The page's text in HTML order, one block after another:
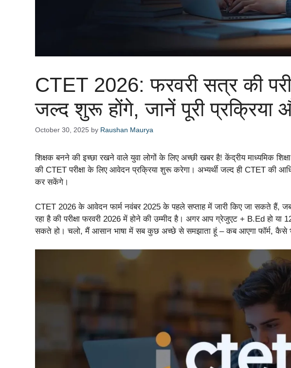
CTET 2026: फरवरी सत्र की
जल्द शुरू होंगे, जानें पूरी प्रक्रिया
October 30, 2025 by Raushan Maurya
शिक्षक बनने की इच्छा रखने वाले युवा लोगों के लिए अच्छी खबर है! केंद्रीय माध्यमिक
की CTET परीक्षा के लिए आवेदन प्रक्रिया शुरू करेगा। अभ्यर्थी जल्द ही CTET की
कर सकेंगे।
CTET 2026 के आवेदन फार्म नवंबर 2025 के पहले सप्ताह में जारी किए जा सकते हैं,
रहा है की परीक्षा फरवरी 2026 में होने की उम्मीद है। अगर आप ग्रेजुएट + B.Ed हो
सकते हो। चलो, मैं आसान भाषा में सब कुछ अच्छे से समझाता हूं – कब आएगा फॉर्म, कैसे